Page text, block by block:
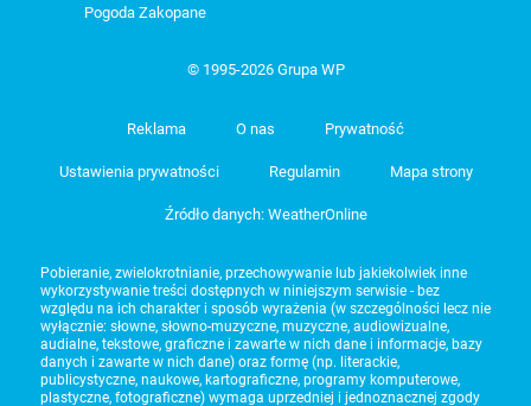
Pogoda Zakopane
© 1995-2026 Grupa WP
Reklama O nas Prywatność
Ustawienia prywatności Regulamin Mapa strony
Źródło danych: WeatherOnline
Pobieranie, zwielokrotnianie, przechowywanie lub jakiekolwiek inne
wykorzystywanie treści dostępnych w niniejszym serwisie - bez
względu na ich charakter i sposób wyrażenia (w szczególności lecz nie
wyłącznie: słowne, słowno-muzyczne, muzyczne, audiowizualne,
audialne, tekstowe, graficzne i zawarte w nich dane i informacje, bazy
danych i zawarte w nich dane) oraz formę (np. literackie,
publicystyczne, naukowe, kartograficzne, programy komputerowe,
plastyczne, fotograficzne) wymaga uprzedniej i jednoznacznej zgody